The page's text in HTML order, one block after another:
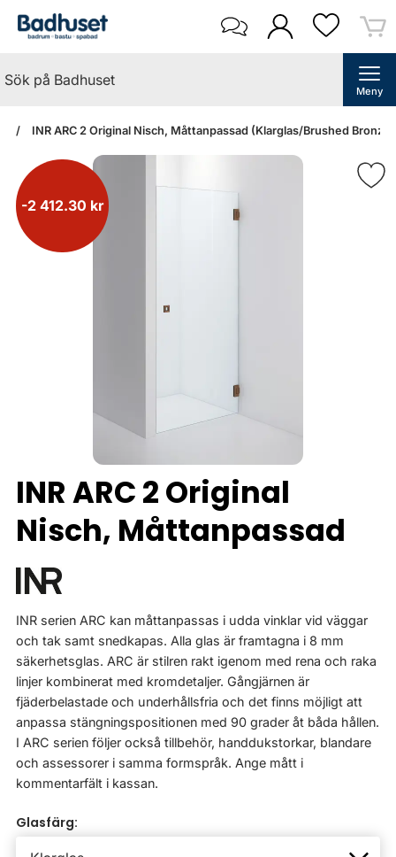
Meny
INR ARC 2 Original Nisch, Måttanpassad (Klarglas/Brushed Bronze)
-2 412.30 kr
INR ARC 2 Original
Nisch, Måttanpassad
INR serien ARC kan måttanpassas i udda vinklar vid väggar
och tak samt snedkapas. Alla glas är framtagna i 8 mm
säkerhetsglas. ARC är stilren rakt igenom med rena och raka
linjer kombinerat med kromdetaljer. Gångjärnen är
fjäderbelastade och underhållsfria och det finns möjligt att
anpassa stängningspositionen med 90 grader åt båda hållen.
I ARC serien följer också tillbehör, handdukstorkar, blandare
och assessorer i samma formspråk. Ange mått i
kommentarfält i kassan.
Glasfärg: